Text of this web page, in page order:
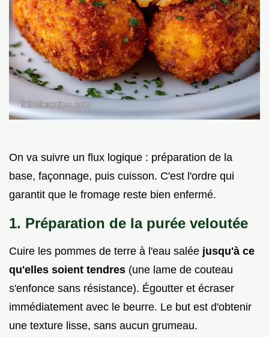
On va suivre un flux logique : préparation de la
base, façonnage, puis cuisson. C'est l'ordre qui
garantit que le fromage reste bien enfermé.
1. Préparation de la purée veloutée
Cuire les pommes de terre à l'eau salée jusqu'à ce
qu'elles soient tendres (une lame de couteau
s'enfonce sans résistance). Égoutter et écraser
immédiatement avec le beurre. Le but est d'obtenir
une texture lisse, sans aucun grumeau.